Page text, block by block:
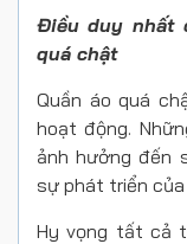
Điều duy nhất
quá chật
Quần áo quá
hoạt động.
ảnh hưởng đến
sự phát triển của
Hy vọng tất cả